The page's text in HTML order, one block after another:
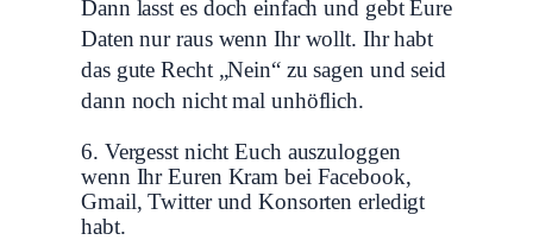
Dann lasst es doch einfach und gebt Eure
Daten nur raus wenn Ihr wollt. Ihr habt
das gute Recht „Nein“ zu sagen und seid
dann noch nicht mal unhöflich.
6. Vergesst nicht Euch auszuloggen
wenn Ihr Euren Kram bei Facebook,
Gmail, Twitter und Konsorten erledigt
habt.